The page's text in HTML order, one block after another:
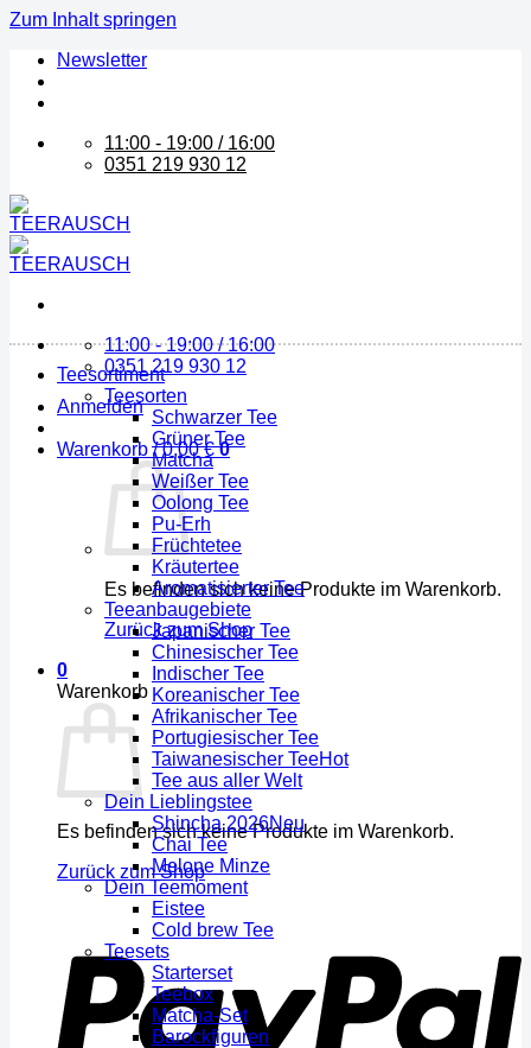
Zum Inhalt springen
Newsletter
11:00 - 19:00 / 16:00
0351 219 930 12
11:00 - 19:00 / 16:00
0351 219 930 12
Anmelden
Warenkorb /0,00€ 0
Es befinden sich keine Produkte im Warenkorb.
Zurück zum Shop
0
Warenkorb
Es befinden sich keine Produkte im Warenkorb.
Zurück zum Shop
Teesortiment
Teesorten
Schwarzer Tee
Grüner Tee
Matcha
Weißer Tee
Oolong Tee
Pu-Erh
Früchtetee
Kräutertee
Aromatisierter Tee
Teeanbaugebiete
Japanischer Tee
Chinesischer Tee
Indischer Tee
Koreanischer Tee
Afrikanischer Tee
Portugiesischer Tee
Taiwanesischer Tee
Tee aus aller Welt
Dein Lieblingstee
Shincha 2026
Chai Tee
Melone Minze
Dein Teemoment
Eistee
Cold brew Tee
Teesets
Starterset
Teebox
Matcha-Set
Barockfiguren